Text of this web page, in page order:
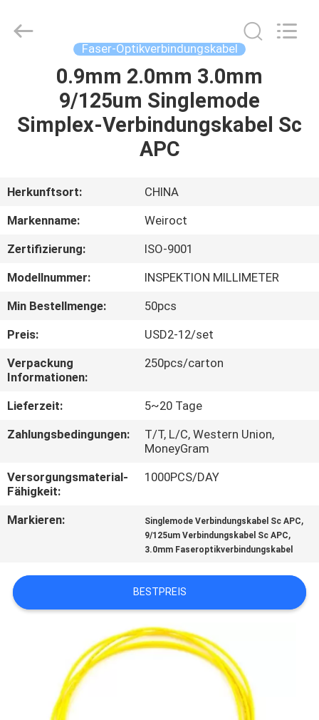
PRODUKTE
UNS
AUSFLUG
QUALITÄTSKONTROLLE
TRETEN
SIE
MIT
UNS
VERBINDUNG
NACHRICHTEN
SITEMAP
PRIVACY
POLICY
Tech.
Co.,Ltd.
Faser-Optikverbindungskabel
0.9mm 2.0mm 3.0mm
9/125um Singlemode
Simplex-Verbindungskabel Sc
APC
Herkunftsort:
CHINA
Markenname:
Weiroct
Zertifizierung:
ISO-9001
Modellnummer:
INSPEKTION MILLIMETER
Min Bestellmenge:
50pcs
Preis:
USD2-12/set
Verpackung
Informationen:
250pcs/carton
Lieferzeit:
5~20 Tage
Zahlungsbedingungen:
T/T, L/C, Western Union,
MoneyGram
Versorgungsmaterial-
Fähigkeit:
1000PCS/DAY
Markieren: Singlemode Verbindungskabel Sc APC,
9/125um Verbindungskabel Sc APC,
3.0mm Faseroptikverbindungskabel
BESTPREIS